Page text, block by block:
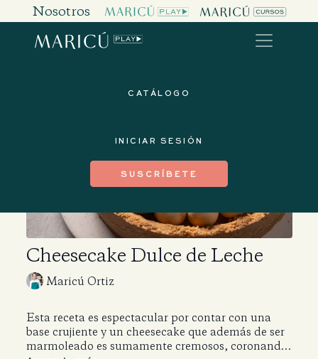
Nosotros
CATÁLOGO
INICIAR SESIÓN
SUSCRÍBETE
Cheesecake Dulce de Leche
Maricú Ortiz
Esta receta es espectacular por contar con una
base crujiente y un cheesecake que además de ser
marmoleado es sumamente cremosos, coronando